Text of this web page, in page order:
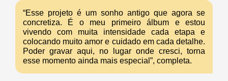
“Esse projeto é um sonho antigo que agora se
concretiza. É o meu primeiro álbum e estou
vivendo com muita intensidade cada etapa e
colocando muito amor e cuidado em cada detalhe.
Poder gravar aqui, no lugar onde cresci, torna
esse momento ainda mais especial”, completa.